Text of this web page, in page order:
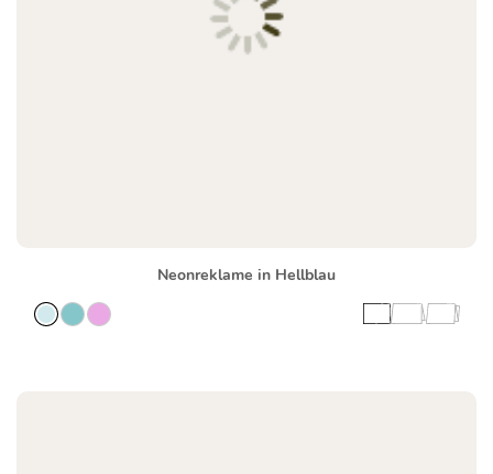
Neonreklame in Hellblau